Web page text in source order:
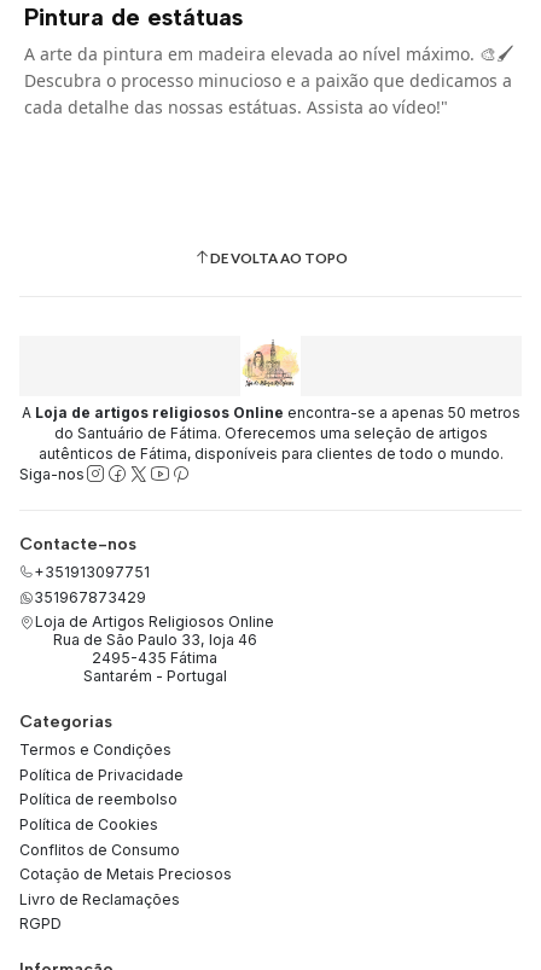
Pintura de estátuas
A arte da pintura em madeira elevada ao nível máximo. 🎨🖌️
Descubra o processo minucioso e a paixão que dedicamos a
cada detalhe das nossas estátuas. Assista ao vídeo!"
DE VOLTA AO TOPO
A Loja de artigos religiosos Online encontra-se a apenas 50 metros
do Santuário de Fátima. Oferecemos uma seleção de artigos
autênticos de Fátima, disponíveis para clientes de todo o mundo.
Siga-nos
Contacte-nos
+351913097751
351967873429
Loja de Artigos Religiosos Online
Rua de São Paulo 33, loja 46
2495-435 Fátima
Santarém - Portugal
Categorias
Termos e Condições
Política de Privacidade
Política de reembolso
Política de Cookies
Conflitos de Consumo
Cotação de Metais Preciosos
Livro de Reclamações
RGPD